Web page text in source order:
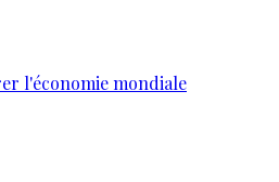
l'économie mondiale